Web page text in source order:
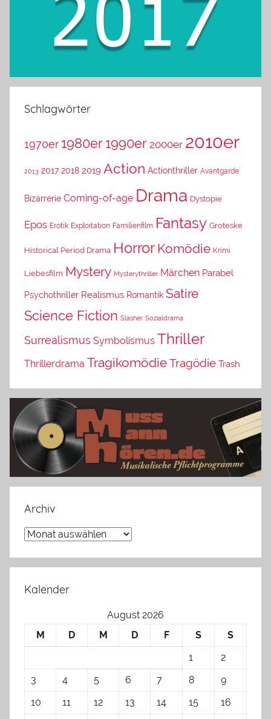
Schlagwörter
1970er 1980er 1990er 2000er 2010er
2013 2017 2018 2019 Action Actionthriller Avantgarde
Bizarrerie Coming-of-age Drama Dystopie
Epos Erotik Exploitation Familienfilm Fantasy Groteske
Historical Period Drama Horror Komödie Krimi
Liebesfilm Mystery Mysterythriller Märchen Parabel
Psychothriller Realismus Romantik Satire
Science Fiction Slasher Sozialdrama
Surrealismus Symbolismus Thriller
Thrillerdrama TragikomödieTragödie Trash
Archiv
Archiv
Kalender
August 2026
M
D M D F S
S
1
2
3
4 5 6 7 8
9
10
11 12 13 14 15 16